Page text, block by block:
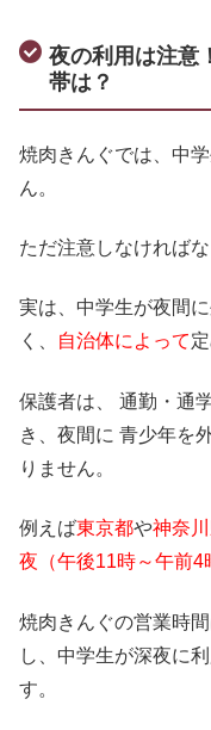
夜の利用は注意
帯は？
焼肉きんぐでは、中
ん。
ただ注意しなければ
実は、中学生が夜間
く、
自治体によって
保護者は、 通勤・通
き、夜間に 青少年を
りません。
例えば東京都や神奈
夜（午後11時～午前4
焼肉きんぐの営業時
し、中学生が深夜に
す。